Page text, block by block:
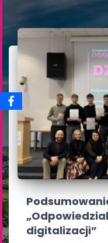
digitalizacji”